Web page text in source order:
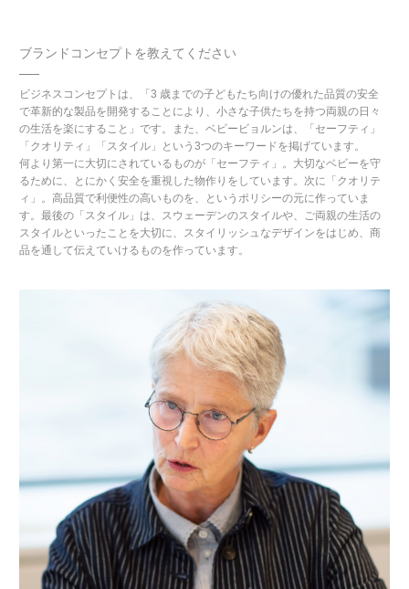
ブランドコンセプトを教えてください
ビジネスコンセプトは、「3 歳までの子どもたち向けの優れた品質の安全
で革新的な製品を開発することにより、小さな子供たちを持つ両親の日々
の生活を楽にすること」です。また、ベビービョルンは、「セーフティ」
「クオリティ」「スタイル」という3つのキーワードを掲げています。
何より第一に大切にされているものが「セーフティ」。大切なベビーを守
るために、とにかく安全を重視した物作りをしています。次に「クオリテ
ィ」。高品質で利便性の高いものを、というポリシーの元に作っていま
す。最後の「スタイル」は、スウェーデンのスタイルや、ご両親の生活の
スタイルといったことを大切に、スタイリッシュなデザインをはじめ、商
品を通して伝えていけるものを作っています。